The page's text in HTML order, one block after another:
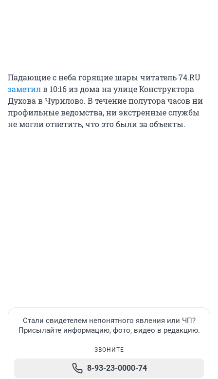
Падающие с неба горящие шары читатель 74.RU
заметилв 10:16 из дома на улице Конструктора
Духова в Чурилово. В течение полутора часов ни
профильные ведомства, ни экстренные службы
не могли ответить, что это были за объекты.
Стали свидетелем непонятного явления или ЧП?
Присылайте информацию, фото, видео в редакцию.
ЗВОНИТЕ
8-93-23-0000-74